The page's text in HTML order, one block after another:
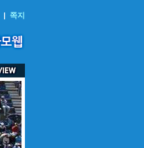
| 쪽지